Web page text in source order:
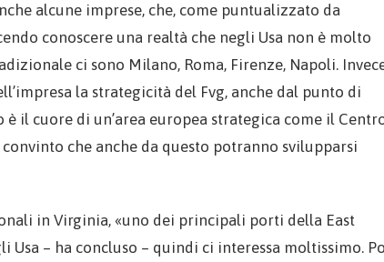
alcune imprese, che, come puntualizzato da
conoscere una realtà che negli Usa non è molto
ci sono Milano, Roma, Firenze, Napoli.
la strategicità del Fvg, anche dal punto di
il cuore di un’area europea strategica come il
che anche da questo potranno svilupparsi
in Virginia, «uno dei principali porti della East
Usa – ha concluso – quindi ci interessa moltissimo.